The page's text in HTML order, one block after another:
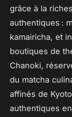
grâce à la
authentiques :
kamairicha, et
boutiques de
Chanoki,
du matcha
affinés de
authentiques